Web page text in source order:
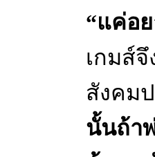
“แค่อ
เกมส์
สังคม
นั้นถ้า